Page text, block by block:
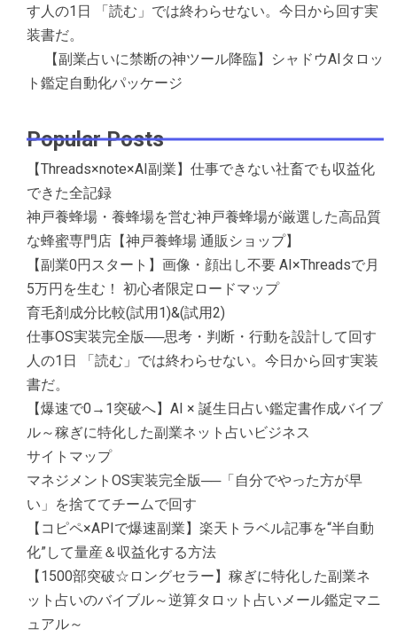
す人の1日 「読む」では終わらせない。今日から回す実
装書だ。
【副業占いに禁断の神ツール降臨】シャドウAIタロッ
ト鑑定自動化パッケージ
Popular Posts
【Threads×note×AI副業】仕事できない社畜でも収益化
できた全記録
神戸養蜂場・養蜂場を営む神戸養蜂場が厳選した高品質
な蜂蜜専門店【神戸養蜂場 通販ショップ】
【副業0円スタート】画像・顔出し不要 AI×Threadsで月
5万円を生む！ 初心者限定ロードマップ
育毛剤成分比較(試用1)&(試用2)
仕事OS実装完全版──思考・判断・行動を設計して回す
人の1日 「読む」では終わらせない。今日から回す実装
書だ。
【爆速で0→1突破へ】AI × 誕生日占い鑑定書作成バイブ
ル～稼ぎに特化した副業ネット占いビジネス
サイトマップ
マネジメントOS実装完全版──「自分でやった方が早
い」を捨ててチームで回す
【コピペ×APIで爆速副業】楽天トラベル記事を“半自動
化”して量産＆収益化する方法
【1500部突破☆ロングセラー】稼ぎに特化した副業ネ
ット占いのバイブル～逆算タロット占いメール鑑定マニ
ュアル～